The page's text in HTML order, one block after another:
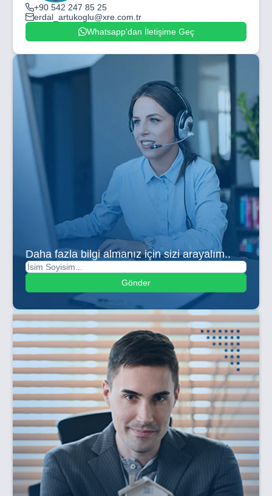
+90 542 247 85 25
erdal_artukoglu@xre.com.tr
Whatsapp'dan İletişime Geç
Daha fazla bilgi almanız için sizi arayalım..
Gönder